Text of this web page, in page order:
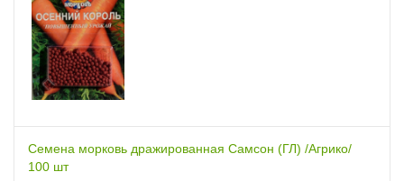
Семена морковь дражированная Самсон (ГЛ) /Агрико/
100 шт